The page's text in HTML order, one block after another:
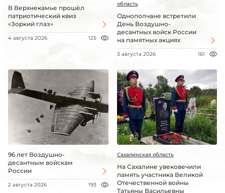
В Верхнекамье прошёл
патриотический квиз
«Зоркий глаз»
4 августа 2026 125
область
Однополчане встретили
День Воздушно-
десантных войск России
на памятных акциях
3 августа 2026 161
96 лет Воздушно-
десантным войскам
России
2 августа 2026 193
Сахалинская область
На Сахалине увековечили
память участника Великой
Отечественной войны
Татьяны Васильевны